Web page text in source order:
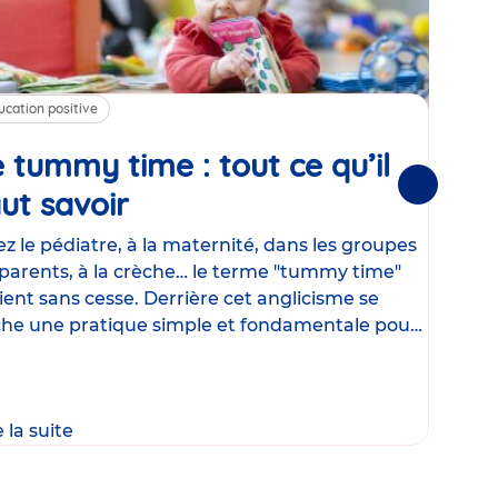
positive
tummy time : tout ce qu’il
savoirArticle
le pédiatre, à la maternité, dans les groupes
à la crèche… le terme "tummy time"
sans cesse. Derrière cet anglicisme se
une pratique simple et fondamentale pour
la suite
Suivantes